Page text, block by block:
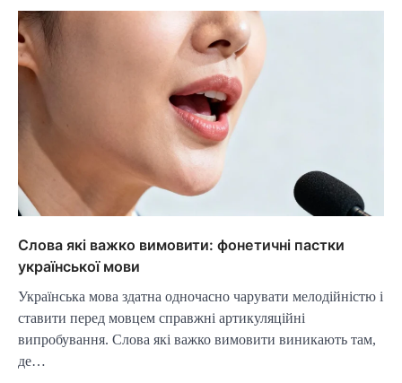
Слова які важко вимовити: фонетичні пастки
української мови
Українська мова здатна одночасно чарувати мелодійністю і
ставити перед мовцем справжні артикуляційні
випробування. Слова які важко вимовити виникають там,
де…